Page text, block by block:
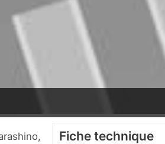
Fiche technique